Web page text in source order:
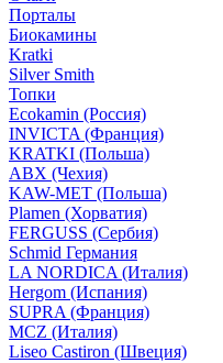
Порталы
Биокамины
Kratki
Silver Smith
Топки
Ecokamin (Россия)
INVICTA (Франция)
KRATKI (Польша)
ABX (Чехия)
KAW-MET (Польша)
Plamen (Хорватия)
FERGUSS (Сербия)
Schmid Германия
LA NORDICA (Италия)
Hergom (Испания)
SUPRA (Франция)
MCZ (Италия)
Liseo Castiron (Швеция)